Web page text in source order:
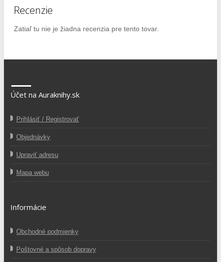
Recenzie
Zatiaľ tu nie je žiadna recenzia pre tento tovar.
Účet na Auraknihy.sk
Prihlásiť / Registrovať
Objednávky
Upraviť adresu
Mapa webu
Informácie
Obchodné podmienky
Poštovné a spôsob dopravy